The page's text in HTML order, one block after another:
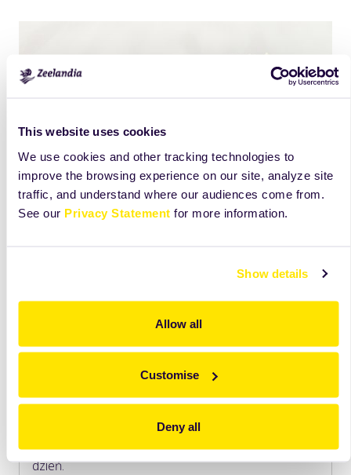
This website uses cookies
We use cookies and other tracking technologies to
improve the browsing experience on our site, analyze site
traffic, and understand where our audiences come from.
See our Privacy Statement for more information.
Show details
Allow all
Customise
Deny all
Zobacz składniki, receptury i wskazówki, które
pomogą Ci lepiej wykorzystać ten produkt na co
dzień.